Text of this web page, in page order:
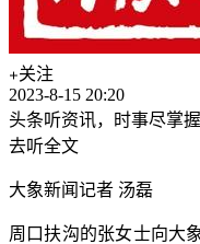
关注
2023-8-15 20:20
头条听资讯，时事尽掌握
去听全文
大象新闻记者 汤磊
周口扶沟的张女士向大